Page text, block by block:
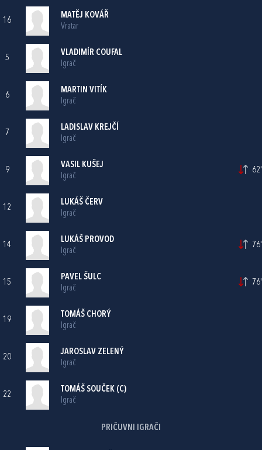
16
MATĚJ KOVÁŘ
Vratar
5
VLADIMÍR COUFAL
Igrač
6
MARTIN VITÍK
Igrač
7
LADISLAV KREJČÍ
Igrač
9
VASIL KUŠEJ
Igrač
62'
12
LUKÁŠ ČERV
Igrač
14
LUKÁŠ PROVOD
Igrač
76'
15
PAVEL ŠULC
Igrač
76'
19
TOMÁŠ CHORÝ
Igrač
20
JAROSLAV ZELENÝ
Igrač
22
TOMÁŠ SOUČEK (C)
Igrač
PRIČUVNI IGRAČI